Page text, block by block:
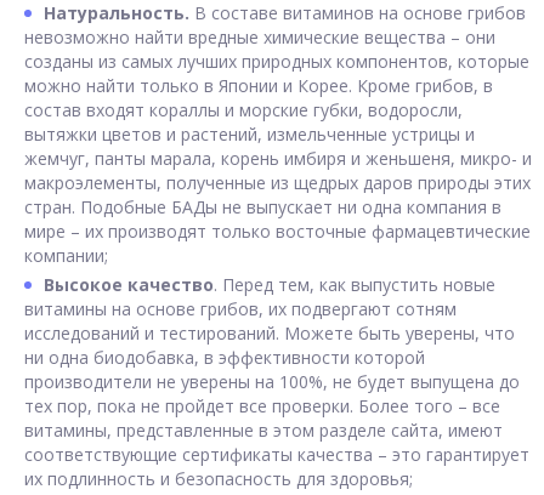
Натуральность. В составе витаминов на основе грибов
невозможно найти вредные химические вещества – они
созданы из самых лучших природных компонентов, которые
можно найти только в Японии и Корее. Кроме грибов, в
состав входят кораллы и морские губки, водоросли,
вытяжки цветов и растений, измельченные устрицы и
жемчуг, панты марала, корень имбиря и женьшеня, микро- и
макроэлементы, полученные из щедрых даров природы этих
стран. Подобные БАДы не выпускает ни одна компания в
мире – их производят только восточные фармацевтические
компании;
Высокое качество. Перед тем, как выпустить новые
витамины на основе грибов, их подвергают сотням
исследований и тестирований. Можете быть уверены, что
ни одна биодобавка, в эффективности которой
производители не уверены на 100%, не будет выпущена до
тех пор, пока не пройдет все проверки. Более того – все
витамины, представленные в этом разделе сайта, имеют
соответствующие сертификаты качества – это гарантирует
их подлинность и безопасность для здоровья;